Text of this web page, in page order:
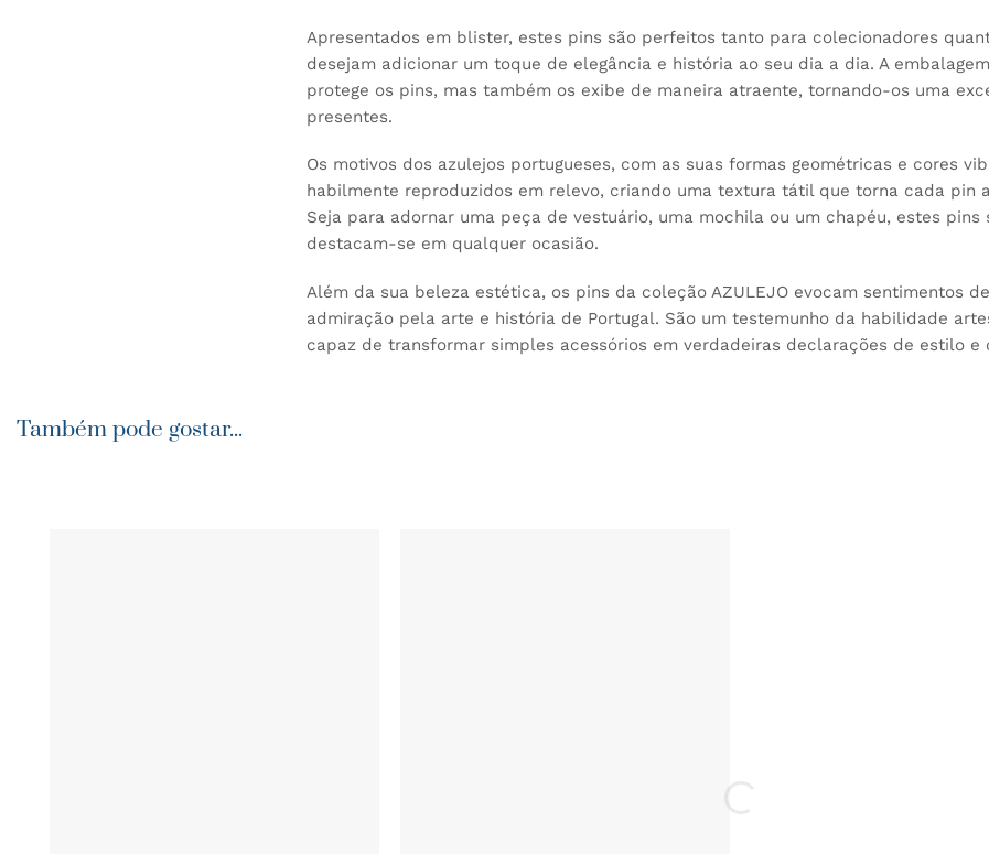
Apresentados em blister, estes pins são perfeitos tanto para colecionadores
desejam adicionar um toque de elegância e história ao seu dia a dia. A
protege os pins, mas também os exibe de maneira atraente, tornando-os uma
presentes.
Os motivos dos azulejos portugueses, com as suas formas geométricas e cores
habilmente reproduzidos em relevo, criando uma textura tátil que torna cada pin
Seja para adornar uma peça de vestuário, uma mochila ou um chapéu, estes pins
destacam-se em qualquer ocasião.
Além da sua beleza estética, os pins da coleção AZULEJO evocam sentimentos
admiração pela arte e história de Portugal. São um testemunho da habilidade
capaz de transformar simples acessórios em verdadeiras declarações de estilo e
Também pode gostar...